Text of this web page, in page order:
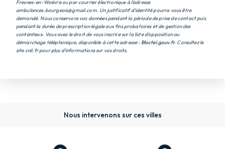
Fresnes-en-Woëvre ou par courrier électronique à l'adresse
ambulances.bourgeois@gmail.com. Un justificatif d'identité pourra vous être
demandé. Nous conservons vos données pendant la période de prise de contact puis
pendant la durée de prescription légale aux fins probatoires et de gestion des
contentieux. Vous avez le droit de vous inscrire sur la liste d'opposition au
démarchage téléphonique, disponible à cette adresse : Bloctel.gouv.fr. Consultez le
site cnil.fr pour plus d’informations sur vos droits.
Nous intervenons sur ces villes